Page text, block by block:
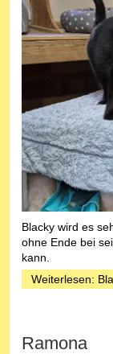
Blacky wird es
ohne Ende bei
kann.
Weiterlesen:
Ramona